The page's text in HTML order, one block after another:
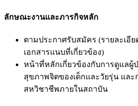
ลักษณะงานและภารกิจหลัก
ตามประกาศรับสมัคร (รายละเอี
เอกสารแนบที่เกี่ยวข้อง)
หน้าที่หลักเกี่ยวข้องกับการดูแลผู้
สุขภาพจิตของเด็กและวัยรุ่น แล
สหวิชาชีพภายในสถาบัน